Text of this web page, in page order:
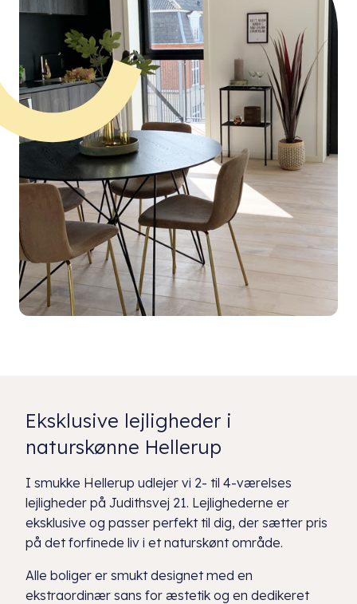
Eksklusive lejligheder i
naturskønne Hellerup
I smukke Hellerup udlejer vi 2- til 4-værelses
lejligheder på Judithsvej 21. Lejlighederne er
eksklusive og passer perfekt til dig, der sætter pris
på det forfinede liv i et naturskønt område.
Alle boliger er smukt designet med en
ekstraordinær sans for æstetik og en dedikeret